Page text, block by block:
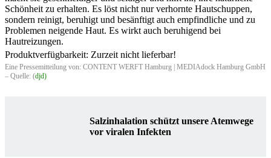
Schönheit zu erhalten. Es löst nicht nur verhornte Hautschuppen,
sondern reinigt, beruhigt und besänftigt auch empfindliche und zu
Problemen neigende Haut. Es wirkt auch beruhigend bei
Hautreizungen.
Produktverfügbarkeit: Zurzeit nicht lieferbar!
Eine Pressemitteilung von: CONTENT WERFT Hamburg | MEDIAdock Hamburg GmbH
– Quelle: (djd)
Salzinhalation schützt unsere Atemwege
vor viralen Infekten